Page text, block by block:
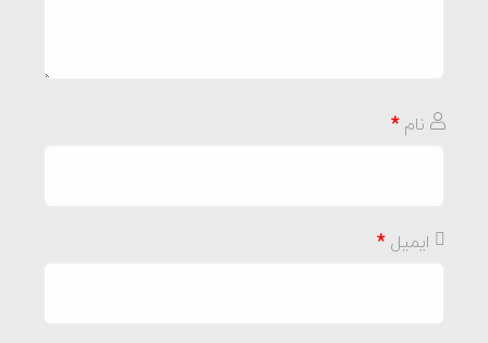
نام*
ایمیل*